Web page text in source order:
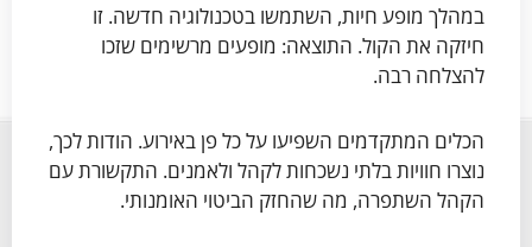
במהלך מופע חיות, השתמשו בטכנולוגיה חדשה. זו
חיזקה את הקול. התוצאה: מופעים מרשימים שזכו
להצלחה רבה.
הכלים המתקדמים השפיעו על כל פן באירוע. הודות לכך,
נוצרו חוויות בלתי נשכחות לקהל ולאמנים. התקשורת עם
הקהל השתפרה, מה שהחזק הביטוי האומנותי.